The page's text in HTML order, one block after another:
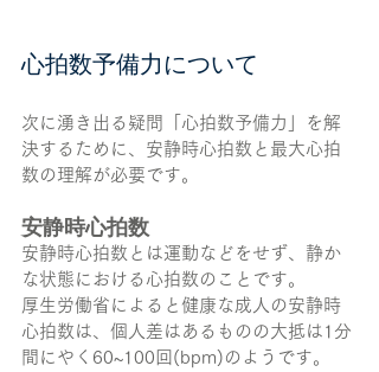
心拍数予備力について
次に湧き出る疑問「心拍数予備力」を解
決するために、安静時心拍数と最大心拍
数の理解が必要です。
安静時心拍数
安静時心拍数とは運動などをせず、静か
な状態における心拍数のことです。
厚生労働省によると健康な成人の安静時
心拍数は、個人差はあるものの大抵は1分
間にやく60~100回(bpm)のようです。